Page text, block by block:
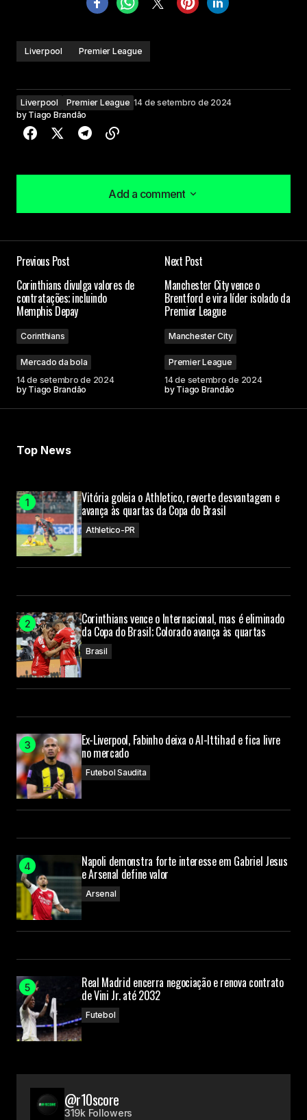
Liverpool Premier League
Liverpool Premier League 14 de setembro de 2024
by Tiago Brandão
Add a comment
Add a comment
Campos obrigatórios são marcados com*
Your Name
Your E-mail
Submit Comment
Previous Post
Corinthians divulga valores de
contratações; incluindo
Memphis Depay
Corinthians
Mercado da bola
14 de setembro de 2024
by Tiago Brandão
Next Post
Manchester City vence o
Brentford e vira líder isolado da
Premier League
Manchester City
Premier League
14 de setembro de 2024
by Tiago Brandão
Top News
Vitória goleia o Athletico, reverte desvantagem e
avança às quartas da Copa do Brasil
Athletico-PR
Corinthians vence o Internacional, mas é eliminado
da Copa do Brasil; Colorado avança às quartas
Brasil
Ex-Liverpool, Fabinho deixa o Al-Ittihad e fica livre
no mercado
Futebol Saudita
Napoli demonstra forte interesse em Gabriel Jesus
e Arsenal define valor
Arsenal
Real Madrid encerra negociação e renova contrato
de Vini Jr. até 2032
Futebol
@r10score
319k Followers